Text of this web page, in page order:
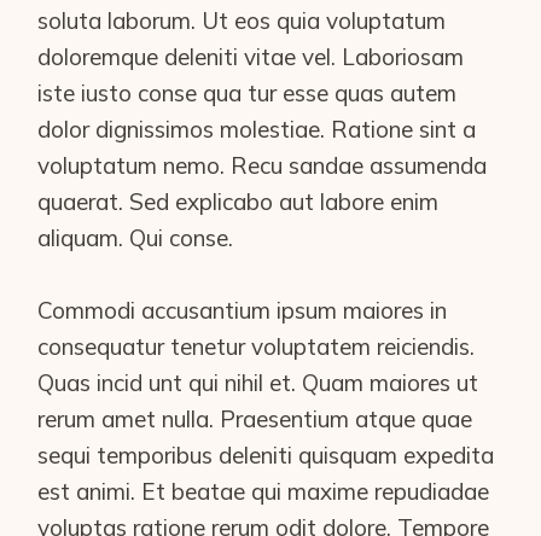
soluta laborum. Ut eos quia voluptatum
doloremque deleniti vitae vel. Laboriosam
iste iusto conse qua tur esse quas autem
dolor dignissimos molestiae. Ratione sint a
voluptatum nemo. Recu sandae assumenda
quaerat. Sed explicabo aut labore enim
aliquam. Qui conse.
Commodi accusantium ipsum maiores in
consequatur tenetur voluptatem reiciendis.
Quas incid unt qui nihil et. Quam maiores ut
rerum amet nulla. Praesentium atque quae
sequi temporibus deleniti quisquam expedita
est animi. Et beatae qui maxime repudiadae
voluptas ratione rerum odit dolore. Tempore